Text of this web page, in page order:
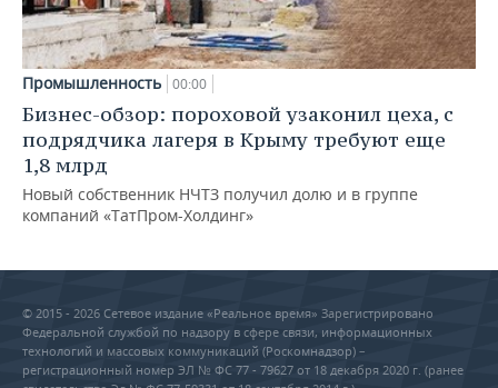
Промышленность 00:00
Бизнес-обзор: пороховой узаконил цеха, с
подрядчика лагеря в Крыму требуют еще
1,8 млрд
Новый собственник НЧТЗ получил долю и в группе
компаний «ТатПром-Холдинг»
© 2015 - 2026 Сетевое издание «Реальное время» Зарегистрировано
Федеральной службой по надзору в сфере связи, информационных
технологий и массовых коммуникаций (Роскомнадзор) –
регистрационный номер ЭЛ № ФС 77 - 79627 от 18 декабря 2020 г. (ранее